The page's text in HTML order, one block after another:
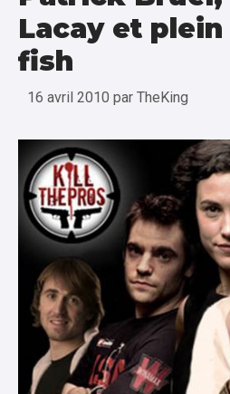
Lacay et plein
fish
16 avril 2010 par TheKing